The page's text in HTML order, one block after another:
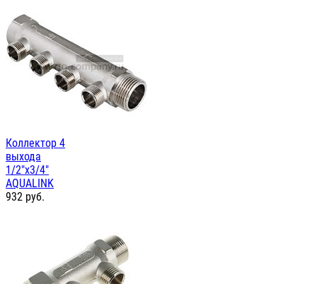
Коллектор 4
выхода
1/2"х3/4"
AQUALINK
932 руб.